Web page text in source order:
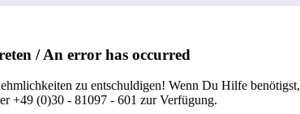
/ An error has occurred
zu entschuldigen! Wenn Du Hilfe benötigst,
+49 (0)30 - 81097 - 601 zur Verfügung.